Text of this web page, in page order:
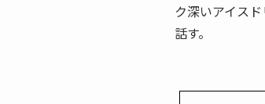
ク深いアイス
話す。